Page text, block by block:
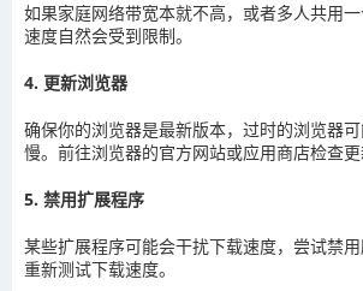
如果家庭网络带宽本就不高，或者多人共用
速度自然会受到限制。
4. 更新浏览器
确保你的浏览器是最新版本，过时的浏览器
慢。前往浏览器的官方网站或应用商店检查更
5. 禁用扩展程序
某些扩展程序可能会干扰下载速度，尝试禁
重新测试下载速度。